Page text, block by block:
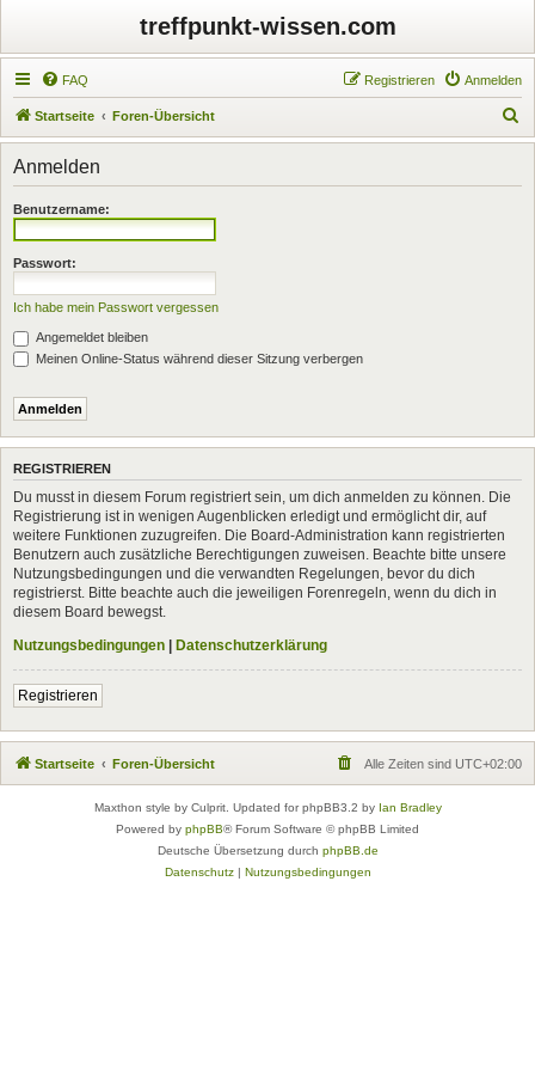
treffpunkt-wissen.com
FAQ Anmelden
Registrieren
Startseite Foren-Übersicht
u
Anmelden
Benutzername:
Passwort:
Ich habe mein Passwort vergessen
Angemeldet bleiben
Meinen Online-Status während dieser Sitzung verbergen
REGISTRIEREN
Du musst in diesem Forum registriert sein, um dich anmelden zu können. Die
Registrierung ist in wenigen Augenblicken erledigt und ermöglicht dir, auf
weitere Funktionen zuzugreifen. Die Board-Administration kann registrierten
Benutzern auch zusätzliche Berechtigungen zuweisen. Beachte bitte unsere
Nutzungsbedingungen und die verwandten Regelungen, bevor du dich
registrierst. Bitte beachte auch die jeweiligen Forenregeln, wenn du dich in
diesem Board bewegst.
Nutzungsbedingungen | Datenschutzerklärung
Registrieren
Startseite Foren-Übersicht Alle Zeiten sind UTC+02:00
Maxthon style by Culprit. Updated for phpBB3.2 by Ian Bradley
Powered by phpBB® Forum Software © phpBB Limited
Deutsche Übersetzung durch phpBB.de
Datenschutz| Nutzungsbedingungen